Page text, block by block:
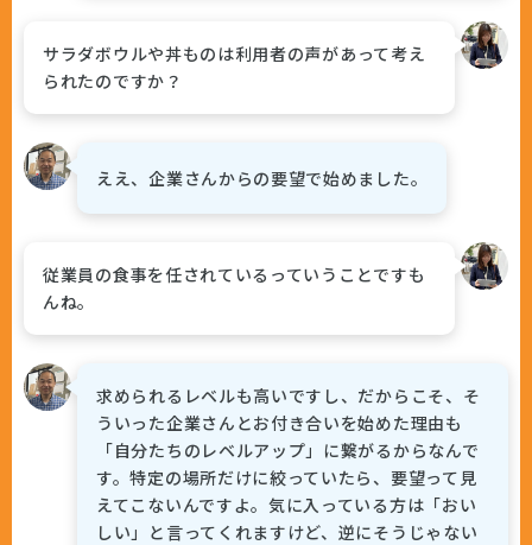
サラダボウルや丼ものは利用者の声があって考え
られたのですか？
ええ、企業さんからの要望で始めました。
従業員の食事を任されているっていうことですも
んね。
求められるレベルも高いですし、だからこそ、そ
ういった企業さんとお付き合いを始めた理由も
「自分たちのレベルアップ」に繋がるからなんで
す。特定の場所だけに絞っていたら、要望って見
えてこないんですよ。気に入っている方は「おい
しい」と言ってくれますけど、逆にそうじゃない